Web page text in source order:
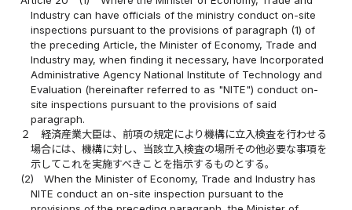
Industry can have officials of the ministry conduct on-site
inspections pursuant to the provisions of paragraph (1) of
the preceding Article, the Minister of Economy, Trade and
Industry may, when finding it necessary, have Incorporated
Administrative Agency National Institute of Technology and
Evaluation (hereinafter referred to as "NITE") conduct on-
site inspections pursuant to the provisions of said
paragraph.
２
経済産業大臣は、前項の規定により機構に立入検査を行わせる
場合には、機構に対し、当該立入検査の場所その他必要な事項を
示してこれを実施すべきことを指示するものとする。
(2)
When the Minister of Economy, Trade and Industry has
NITE conduct an on-site inspection pursuant to the